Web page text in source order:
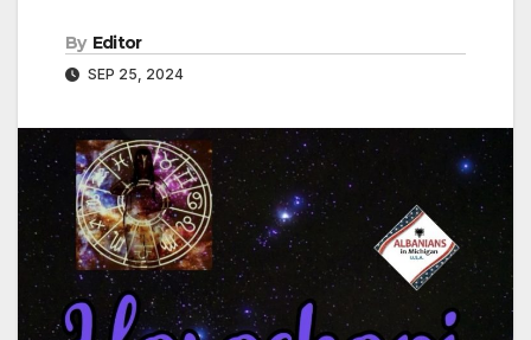
By Editor
SEP 25, 2024